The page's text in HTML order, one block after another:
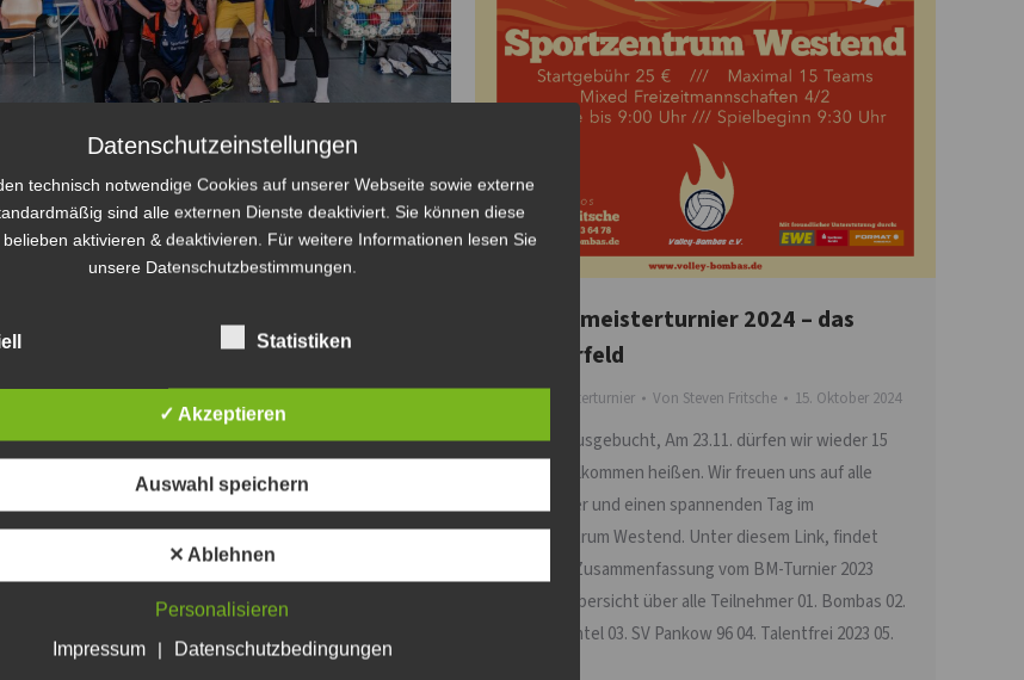
Bürgermeisterturnier 2024 – das
Starterfeld
Bürgermeisterturnier Von Steven Fritsche 15. Oktober 2024
Wir sind ausgebucht, Am 23.11. dürfen wir wieder 15
Teams willkommen heißen. Wir freuen uns auf alle
Teilnehmer und einen spannenden Tag im
Sportzentrum Westend. Unter diesem Link, findet
hier eine Zusammenfassung vom BM-Turnier 2023
Hier die Übersicht über alle Teilnehmer 01. Bombas 02.
Evi´s Wichtel 03. SV Pankow 96 04. Talentfrei 2023 05.
Bombas-Cup 2024, and the winner
is….
Bombas-Cup VonSteven Fritsche 23. März 2024
Schluss. Nach vielen Spielen und bangen Minuten
Teams Evi´s Wichtel, Herzlichen Glückwunsch an
schenkten sich nichts. Vielen Dank für die rege
Teilnahme und Nachfrage der Teams, aber auch die
Helfer im Hintergrund, speziell…
Datenschutzeinstellungen
technisch notwendige Cookies auf unserer Webseite sowie externe
sind alle externen Dienste deaktiviert. Sie können diese
aktivieren & deaktivieren. Für weitere Informationen lesen Sie
unsere Datenschutzbestimmungen.
Statistiken
✓ Akzeptieren
Auswahl speichern
✕ Ablehnen
Personalisieren
Impressum
| Datenschutzbedingungen